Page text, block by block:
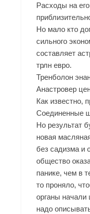
Расходы на
Но мало кто
сильного
составляет
трлн евро.
Тренболон
Анастровер
Как известно,
Соединенные
Но результат
новая
без садизма и
общество
панике, чем в
то проняло,
органы начали
надо